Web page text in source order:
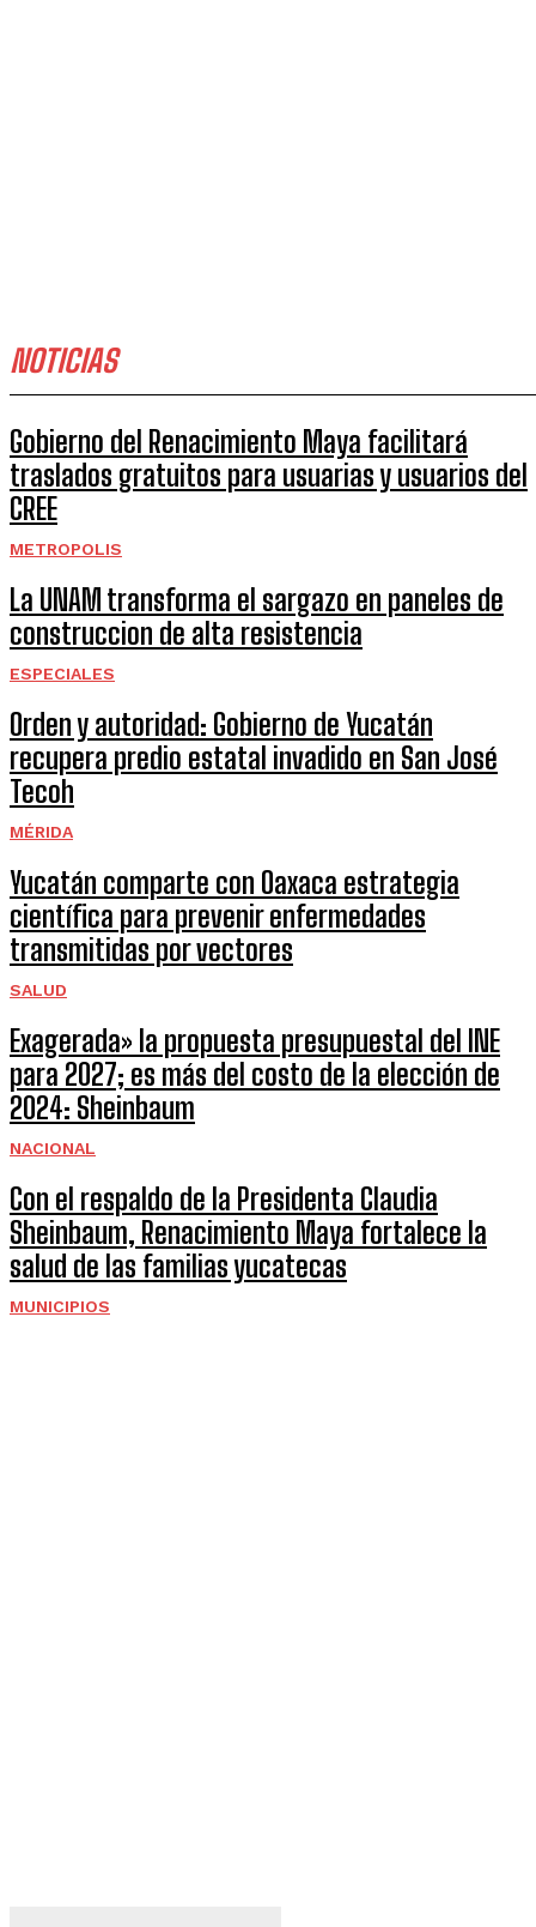
NOTICIAS
Gobierno del Renacimiento Maya facilitará
traslados gratuitos para usuarias y usuarios del
CREE
METROPOLIS
La UNAM transforma el sargazo en paneles de
construccion de alta resistencia
ESPECIALES
Orden y autoridad: Gobierno de Yucatán
recupera predio estatal invadido en San José
Tecoh
MÉRIDA
Yucatán comparte con Oaxaca estrategia
científica para prevenir enfermedades
transmitidas por vectores
SALUD
Exagerada» la propuesta presupuestal del INE
para 2027; es más del costo de la elección de
2024: Sheinbaum
NACIONAL
Con el respaldo de la Presidenta Claudia
Sheinbaum, Renacimiento Maya fortalece la
salud de las familias yucatecas
MUNICIPIOS